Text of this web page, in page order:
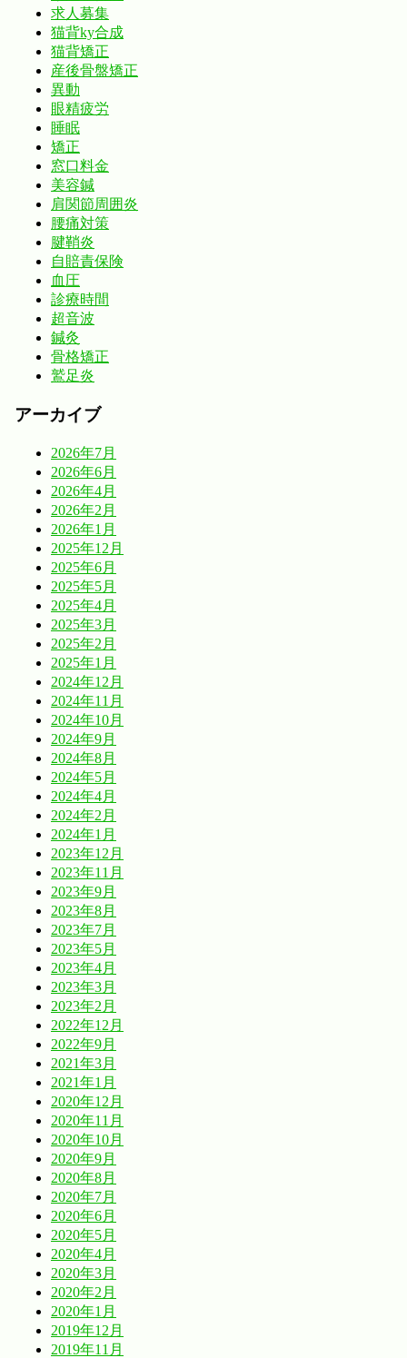
求人募集
猫背ky合成
猫背矯正
産後骨盤矯正
異動
眼精疲労
睡眠
矯正
窓口料金
美容鍼
肩関節周囲炎
腰痛対策
腱鞘炎
自賠責保険
血圧
診療時間
超音波
鍼灸
骨格矯正
鷲足炎
アーカイブ
2026年7月
2026年6月
2026年4月
2026年2月
2026年1月
2025年12月
2025年6月
2025年5月
2025年4月
2025年3月
2025年2月
2025年1月
2024年12月
2024年11月
2024年10月
2024年9月
2024年8月
2024年5月
2024年4月
2024年2月
2024年1月
2023年12月
2023年11月
2023年9月
2023年8月
2023年7月
2023年5月
2023年4月
2023年3月
2023年2月
2022年12月
2022年9月
2021年3月
2021年1月
2020年12月
2020年11月
2020年10月
2020年9月
2020年8月
2020年7月
2020年6月
2020年5月
2020年4月
2020年3月
2020年2月
2020年1月
2019年12月
2019年11月